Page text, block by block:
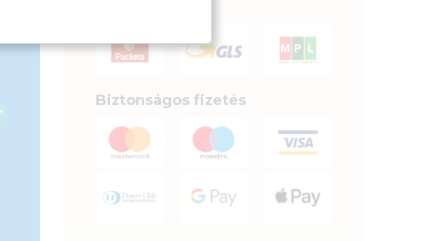
Biztonságos fizetés